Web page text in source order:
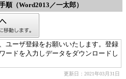
順（Word2013／一太郎）
ユーザ登録をお願いいたします。登録
ードを入力しデータをダウンロードし
更新日：2021年03月31日